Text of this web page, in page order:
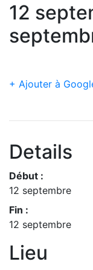
12
+ Ajouter à
Details
Début :
12 septembre
Fin :
12 septembre
Lieu